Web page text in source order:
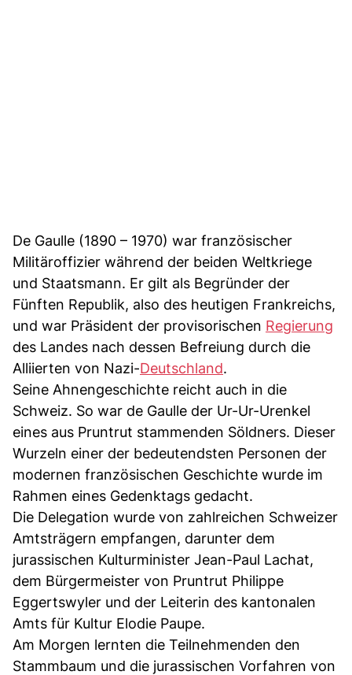
De Gaulle (1890 – 1970) war französischer
Militäroffizier während der beiden Weltkriege
und Staatsmann. Er gilt als Begründer der
Fünften Republik, also des heutigen Frankreichs,
und war Präsident der provisorischen Regierung
des Landes nach dessen Befreiung durch die
Alliierten von Nazi-Deutschland.
Seine Ahnengeschichte reicht auch in die
Schweiz. So war de Gaulle der Ur-Ur-Urenkel
eines aus Pruntrut stammenden Söldners. Dieser
Wurzeln einer der bedeutendsten Personen der
modernen französischen Geschichte wurde im
Rahmen eines Gedenktags gedacht.
Die Delegation wurde von zahlreichen Schweizer
Amtsträgern empfangen, darunter dem
jurassischen Kulturminister Jean-Paul Lachat,
dem Bürgermeister von Pruntrut Philippe
Eggertswyler und der Leiterin des kantonalen
Amts für Kultur Elodie Paupe.
Am Morgen lernten die Teilnehmenden den
Stammbaum und die jurassischen Vorfahren von